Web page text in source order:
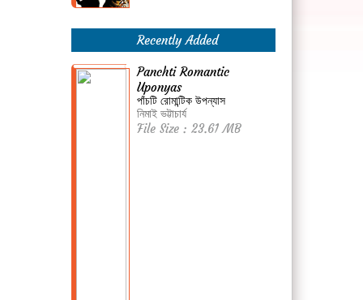
Recently Added
Panchti Romantic
Uponyas
পাঁচটি রোমান্টিক উপন্যাস
নিমাই ভট্টাচার্য
File Size : 23.61 MB